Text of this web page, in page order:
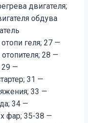
двигателя;
обдува
геля; 27 —
28 —
29 —
31 —
33 —
34 —
фар; 35-38 —